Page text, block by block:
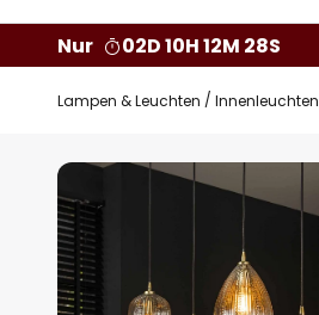
Nur 02D 10H 12M 27S
Lampen & Leuchten Innenleuchten
Zum
Ende
der
Bildgalerie
springen